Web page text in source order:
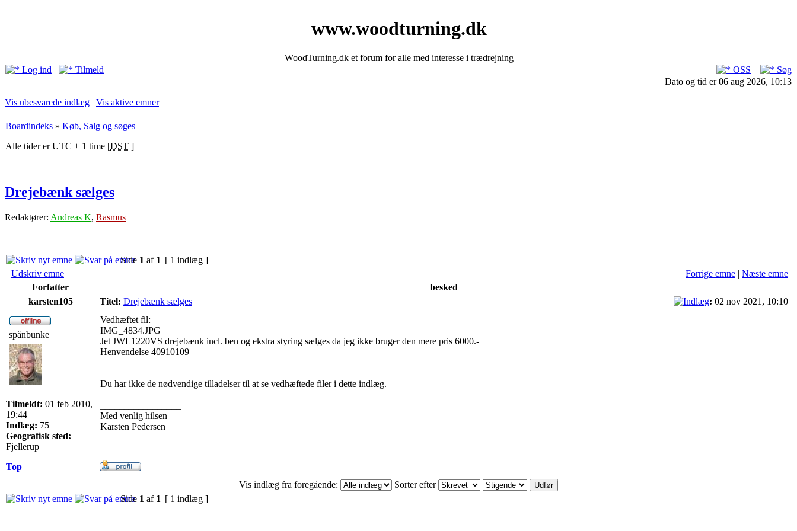
www.woodturning.dk
WoodTurning.dk et forum for alle med interesse i trædrejning
Log ind
Tilmeld OSS
Søg
Dato og tid er 06 aug 2026, 10:13
Vis ubesvarede indlæg | Vis aktive emner
Boardindeks » Køb, Salg og søges
Alle tider er UTC + 1 time [DST ]
Drejebænk sælges
Redaktører: Andreas K, Rasmus
Side 1 af 1 [ 1 indlæg ]
Udskriv emne
Forrige emne | Næste emne
Forfatter
besked
karsten105
Titel: Drejebænk sælges : 02 nov 2021, 10:10
spånbunke
Tilmeldt: 01 feb 2010,
19:44
Indlæg: 75
Geografisk sted:
Fjellerup
Vedhæftet fil:
IMG_4834.JPG
Jet JWL1220VS drejebænk incl. ben og ekstra styring sælges da jeg ikke bruger den mere pris 6000.-
Henvendelse 40910109
Du har ikke de nødvendige tilladelser til at se vedhæftede filer i dette indlæg.
Med venlig hilsen
Karsten Pedersen
Top
Vis indlæg fra foregående:
Sorter efter
Side 1 af 1 [ 1 indlæg ]